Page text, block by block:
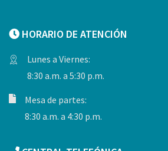
HORARIO DE ATENCIÓN
Lunes a Viernes:
8:30 a.m. a 5:30 p.m.
Mesa de partes:
8:30 a.m. a 4:30 p.m.